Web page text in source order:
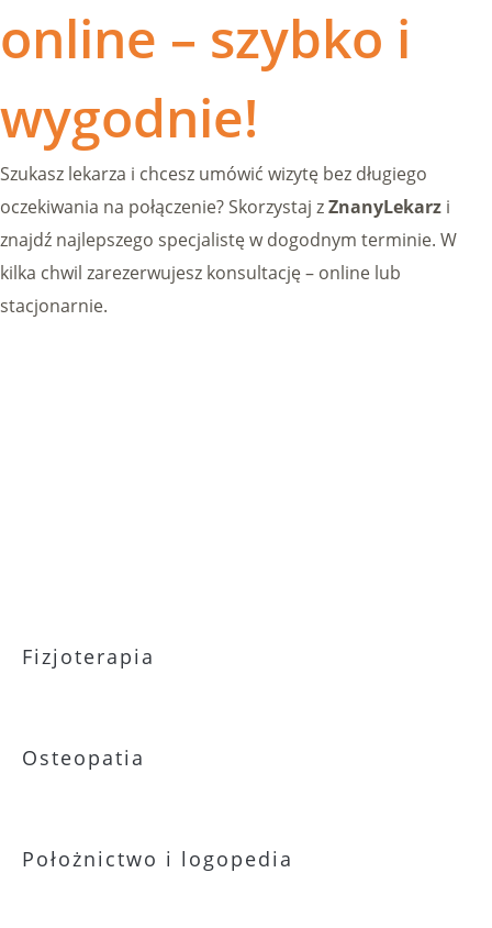
online – szybko i
wygodnie!
Szukasz lekarza i chcesz umówić wizytę bez długiego
oczekiwania na połączenie? Skorzystaj zZnanyLekarz i
znajdź najlepszego specjalistę w dogodnym terminie. W
kilka chwil zarezerwujesz konsultację – online lub
stacjonarnie.
Fizjoterapia
Osteopatia
Położnictwo i logopedia